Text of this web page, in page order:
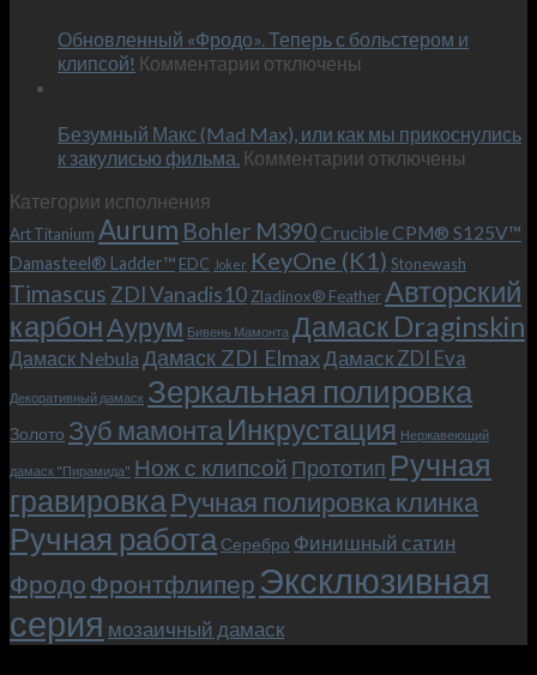
–
и
KeyOne
Обновленный «Фродо». Теперь с больстером и
клипсой! Комментарии к
«Фродо».
Теперь
и
клипсой!
отключены
Безумный Макс (Mad Max), или как мы прикоснулись
к закулисью фильма. Комментарии к
Макс
(Mad
Max),
или
как
мы
прикоснулись
к
фильма.
отключены
Категории исполнения
Art Titanium Aurum Bohler M390Crucible CPM® S125V™
Damasteel® Ladder™ EDC Joker KeyOne (K1) Stonewash
Timascus ZDI Vanadis10 Zladinox® FeatherАвторский
карбонАурум Бивень Мамонта Дамаск Draginskin
Дамаск Nebula Дамаск ZDI ElmaxДамаск ZDI Eva
Декоративный дамаск Зеркальная полировка
Золото Зуб мамонтаИнкрустация Нержавеющий
дамаск "Пирамида" Нож с клипсой Прототип Ручная
гравировкаРучная полировка клинка
Ручная работа Серебро Финишный сатин
Фродо Фронтфлипер Эксклюзивная
серия мозаичный дамаск